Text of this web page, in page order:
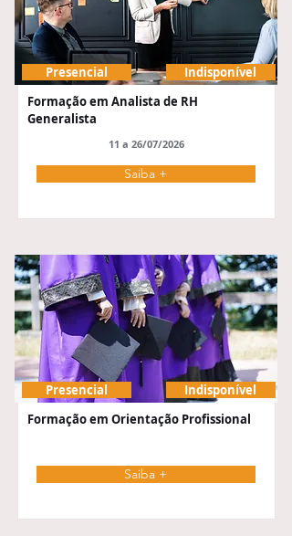
Indisponível
Presencial
Formação em Analista de RH
Generalista
11 a 26/07/2026
Saiba +
Indisponível
Presencial
Formação em Orientação Profissional
Saiba +